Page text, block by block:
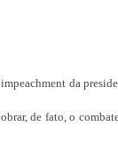
da
de fato, o